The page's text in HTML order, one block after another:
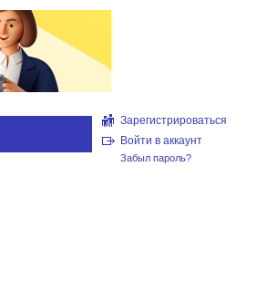
Зарегистрироваться
Войти в аккаунт
Забыл пароль?